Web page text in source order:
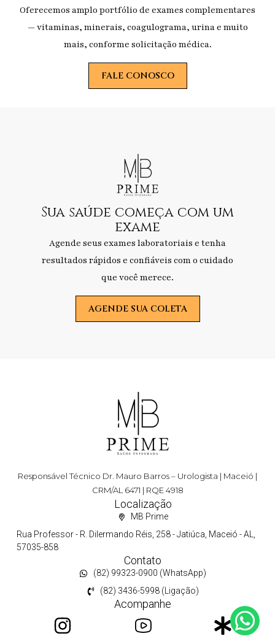
Oferecemos amplo portfólio de exames complementares
— vitaminas, minerais, coagulograma, urina e muito
mais, conforme solicitação médica.
FALE CONOSCO
Sua saúde começa com um
exame
Agende seus exames laboratoriais e tenha
resultados rápidos e confiáveis com o cuidado
que você merece.
AGENDE SUA COLETA
Responsável Técnico Dr. Mauro Barros – Urologista | Maceió |
CRM/AL 6471 | RQE 4918
Localização
MB Prime
Rua Professor - R. Dilermando Réis, 258 - Jatiúca, Maceió - AL,
57035-858
Contato
(82) 99323-0900 (WhatsApp)
(82) 3436-5998 (Ligação)
Acompanhe